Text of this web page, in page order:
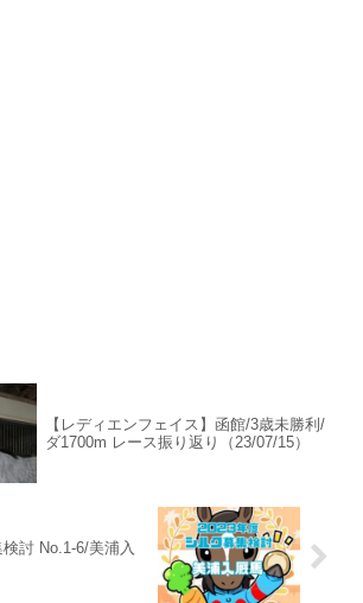
【レディエンフェイス】函館/3歳未勝利/
ダ1700m レース振り返り（23/07/15）
討 No.1-6/美浦入